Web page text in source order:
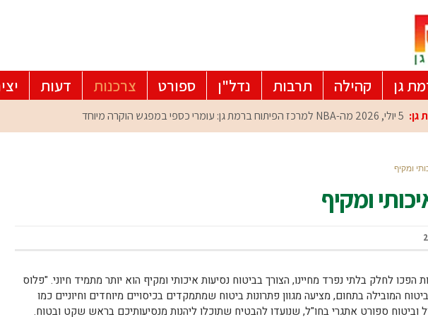
גן קהילה תרבות נדל"ן ספורט צרכנות דעות
גן: 5 יולי, 2026 מה-NBA למרכז הפיתוח ברמת גן: עומרי כספי במפגש הוקרה מיוחד
ומקיף
ומקיף
הפכו לחלק בלתי נפרד מחיינו, הצורך בביטוח נסיעות איכותי ומקיף הוא יותר מתמיד חיוני. "פלוס
המובילה בתחום, מציעה מגוון פתרונות ביטוח שמתמקדים בכיסויים מיוחדים וחיוניים כמו
וביטוח ספורט אתגרי בחו"ל, שנועדו להבטיח שתוכלו ליהנות מנסיעותיכם בראש שקט ובטוח.